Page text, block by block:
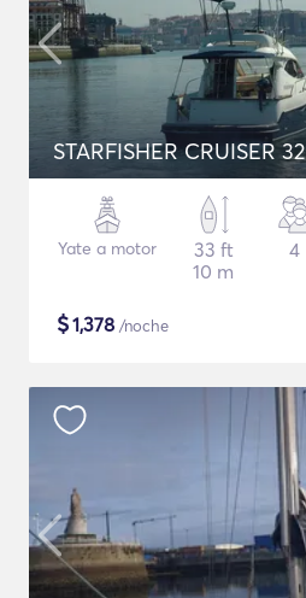
STARFISHER CRUISER 32
Yate a motor
33 ft
10 m
4
$1,378 /noche